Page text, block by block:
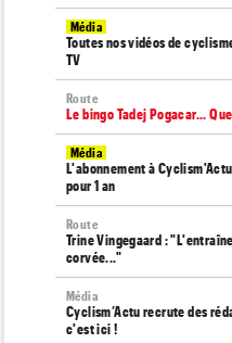
Média
Toutes nos vidéos de
TV
Route
Le bingo Tadej Pogacar...
Média
L'abonnement à
pour 1 an
Route
Trine Vingegaard :
corvée..."
Média
Cyclism’Actu recrute des
c'est ici !